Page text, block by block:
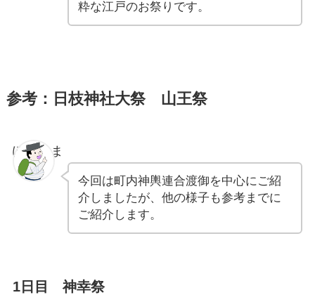
粋な江戸のお祭りです。
参考：日枝神社大祭 山王祭
ぽちゃま
今回は町内神輿連合渡御を中心にご紹
介しましたが、他の様子も参考までに
ご紹介します。
1日目 神幸祭